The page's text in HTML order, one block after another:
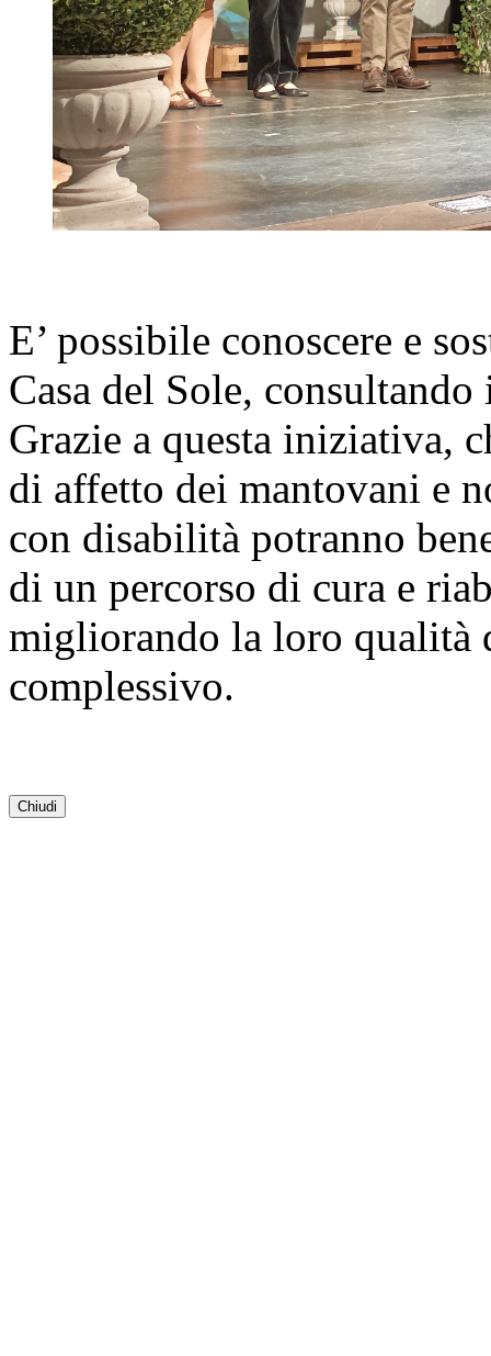
E’ possibile conoscere e
Casa del Sole,
Grazie a questa iniziativa,
di affetto dei mantovani e
con disabilità potranno
di un percorso di cura e
migliorando la loro qualità
complessivo.
Chiudi